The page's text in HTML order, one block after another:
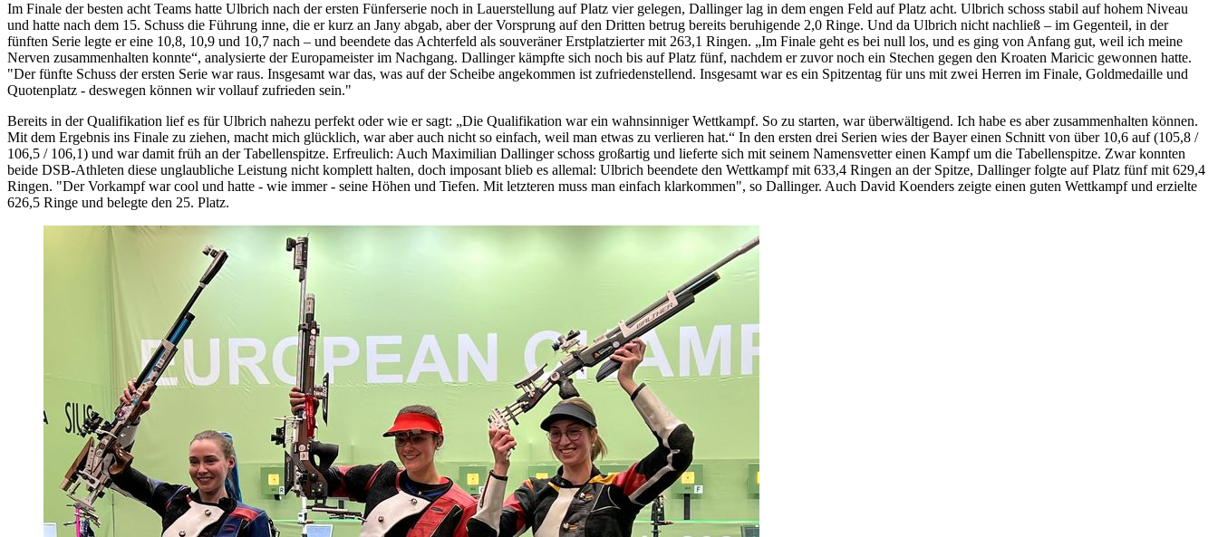
Im Finale der besten acht Teams hatte Ulbrich nach der ersten Fünferserie noch in Lauerstellung auf Platz vier gelegen, Dallinger lag in dem engen Feld auf Platz acht. Ulbrich schoss stabil auf hohem Niveau
und hatte nach dem 15. Schuss die Führung inne, die er kurz an Jany abgab, aber der Vorsprung auf den Dritten betrug bereits beruhigende 2,0 Ringe. Und da Ulbrich nicht nachließ – im Gegenteil, in der
fünften Serie legte er eine 10,8, 10,9 und 10,7 nach – und beendete das Achterfeld als souveräner Erstplatzierter mit 263,1 Ringen. „Im Finale geht es bei null los, und es ging von Anfang gut, weil ich meine
Nerven zusammenhalten konnte“, analysierte der Europameister im Nachgang. Dallinger kämpfte sich noch bis auf Platz fünf, nachdem er zuvor noch ein Stechen gegen den Kroaten Maricic gewonnen hatte.
"Der fünfte Schuss der ersten Serie war raus. Insgesamt war das, was auf der Scheibe angekommen ist zufriedenstellend. Insgesamt war es ein Spitzentag für uns mit zwei Herren im Finale, Goldmedaille und
Quotenplatz - deswegen können wir vollauf zufrieden sein."
Bereits in der Qualifikation lief es für Ulbrich nahezu perfekt oder wie er sagt: „Die Qualifikation war ein wahnsinniger Wettkampf. So zu starten, war überwältigend. Ich habe es aber zusammenhalten können.
Mit dem Ergebnis ins Finale zu ziehen, macht mich glücklich, war aber auch nicht so einfach, weil man etwas zu verlieren hat.“ In den ersten drei Serien wies der Bayer einen Schnitt von über 10,6 auf (105,8 /
106,5 / 106,1) und war damit früh an der Tabellenspitze. Erfreulich: Auch Maximilian Dallinger schoss großartig und lieferte sich mit seinem Namensvetter einen Kampf um die Tabellenspitze. Zwar konnten
beide DSB-Athleten diese unglaubliche Leistung nicht komplett halten, doch imposant blieb es allemal: Ulbrich beendete den Wettkampf mit 633,4 Ringen an der Spitze, Dallinger folgte auf Platz fünf mit 629,4
Ringen. "Der Vorkampf war cool und hatte - wie immer - seine Höhen und Tiefen. Mit letzteren muss man einfach klarkommen", so Dallinger. Auch David Koenders zeigte einen guten Wettkampf und erzielte
626,5 Ringe und belegte den 25. Platz.